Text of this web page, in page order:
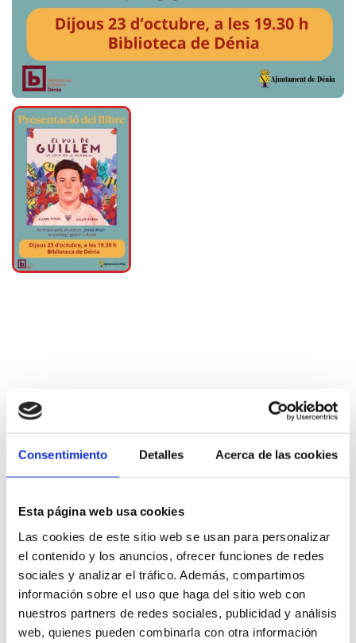
Consentimiento Detalles Acerca de las cookies
Esta página web usa cookies
Las cookies de este sitio web se usan para personalizar
el contenido y los anuncios, ofrecer funciones de redes
sociales y analizar el tráfico. Además, compartimos
información sobre el uso que haga del sitio web con
nuestros partners de redes sociales, publicidad y análisis
web, quienes pueden combinarla con otra información
More information